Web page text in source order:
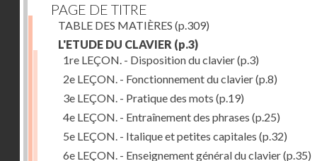
PAGE DE TITRE
TABLE DES MATIÈRES (p.309)
L'ETUDE DU CLAVIER (p.3)
1re LEÇON. - Disposition du clavier(p.3)
2e LEÇON. - Fonctionnement du clavier(p.8)
3e LEÇON. - Pratique des mots (p.19)
4e LEÇON. - Entraînement des phrases (p.25)
5e LEÇON. - Italique et petites capitales (p.32)
6e LEÇON. - Enseignement général du clavier(p.35)